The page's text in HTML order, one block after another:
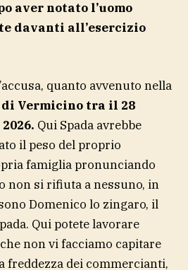
aver notato l’uomo
davanti all’esercizio
quanto avvenuto nella
Vermicino tra il 28
Qui Spada avrebbe
il peso del proprio
famiglia pronunciando
non si rifiuta a nessuno, in
Domenico lo zingaro, il
Qui potete lavorare
non vi facciamo capitare
freddezza dei commercianti,